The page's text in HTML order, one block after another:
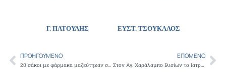
Γ. ΠΑΤΟΥΛΗΣ ΕΥΣΤ. ΤΣΟΥΚΑΛΟΣ
Prev
ΠΡΟΗΓΟΎΜΕΝΟ
20 σάκοι με φάρμακα μαζεύτηκαν στον Ιερό ναό Αγίου Διονυσίου του Αρεοπαγίτη στο Κολωνάκι
ΕΠΌΜΕΝΟ
Στον Αγ. Χαράλαμπο Ιλισίων το Ιατρείο Κοινωνικής Αποστολής και ο ΣΚΑΙ για το Πρόγραμμα Υγείας της 3ης Ηλικίας